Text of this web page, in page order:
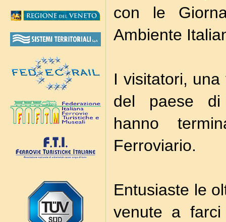
con le
Ambiente
I visitatori,
del paese di
hanno
Ferroviario.
Entusiaste le
venute a